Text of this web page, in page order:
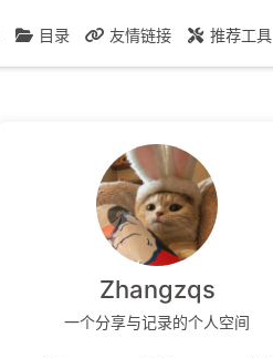
目录 友情链接 推荐工具
Zhangzqs
一个分享与记录的个人空间